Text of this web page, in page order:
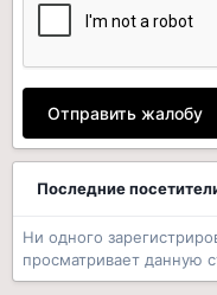
Отправить жалобу
Последние
Ни одного
просматривает данную